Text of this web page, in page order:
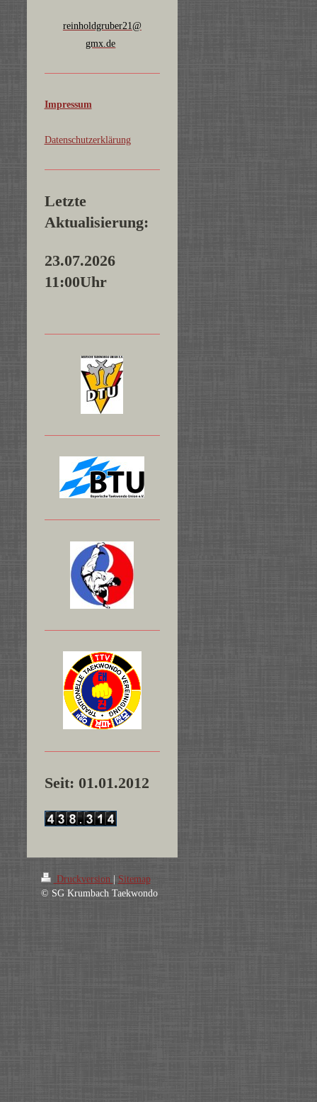
reinholdgruber21@
gmx.de
Impressum
Datenschutzerklärung
Letzte
Aktualisierung:
23.07.2026
11:00Uhr
Seit: 01.01.2012
Druckversion | Sitemap
© SG Krumbach Taekwondo